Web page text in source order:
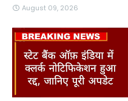
August 09, 2026